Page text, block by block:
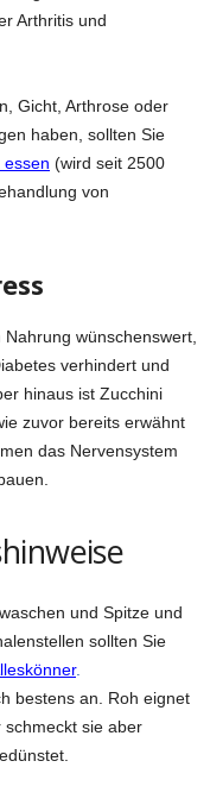
Arthritis und
Gicht, Arthrose oder
haben, sollten Sie
essen (wird seit 2500
von
wünschenswert,
verhindert und
hinaus ist Zucchini
zuvor bereits erwähnt
das Nervensystem
und Spitze und
sollten Sie
.
bestens an. Roh eignet
sie aber